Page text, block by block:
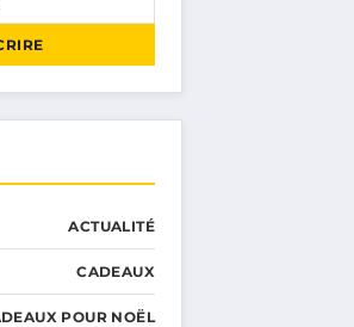
ACTUALITÉ
CADEAUX
POUR NOËL